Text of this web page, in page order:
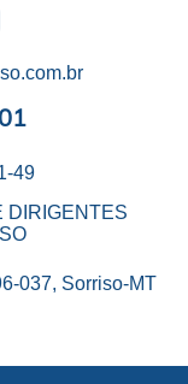
49
DIRIGENTES
037, Sorriso-MT